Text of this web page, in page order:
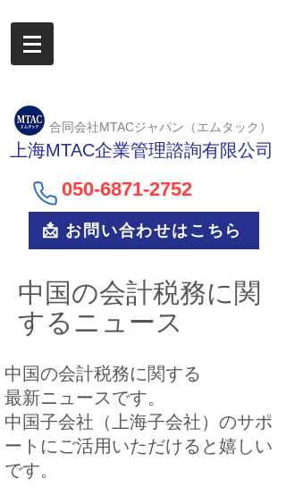
合同会社MTACジャパン（エムタック）
上海MTAC企業管理諮詢有限公司
050-6871-2752
📩 お問い合わせはこちら
中国の会計税務に関
するニュース
中国の会計税務に関する
最新ニュースです。
中国子会社（上海子会社）のサポ
ートにご活用いただけると嬉しい
です。